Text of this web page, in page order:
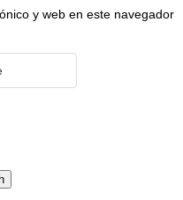
y web en este navegador